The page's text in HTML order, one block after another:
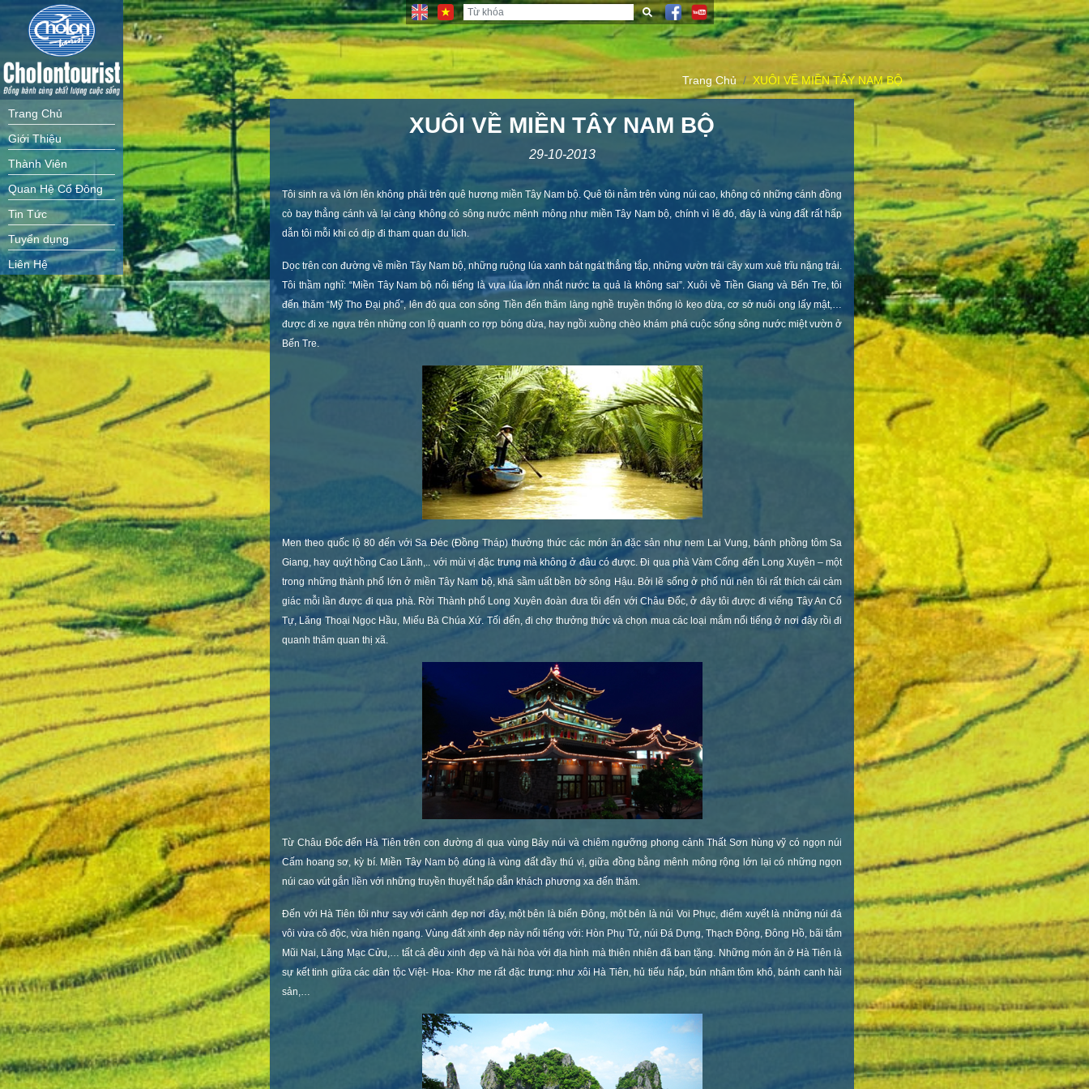
Trang Chủ
Giới Thiệu
Thành Viên
Quan Hệ Cổ Đông
Tin Tức
Tuyển dụng
Liên Hệ
Trang Chủ XUÔI VỀ MIỀN TÂY NAM BỘ
XUÔI VỀ MIỀN TÂY NAM BỘ
29-10-2013
Tôi sinh ra và lớn lên không phải trên quê hương miền Tây Nam bộ. Quê tôi nằm trên vùng núi cao, không có những cánh đồng
cò bay thẳng cánh và lại càng không có sông nước mênh mông như miền Tây Nam bộ, chính vì lẽ đó, đây là vùng đất rất hấp
dẫn tôi mỗi khi có dịp đitham quan du lich.
Dọc trên con đường về miền Tây Nam bộ, những ruộng lúa xanh bát ngát thẳng tắp, những vườn trái cây xum xuê trĩu nặng trái.
Tôi thầm nghĩ: “Miền Tây Nam bộ nổi tiếng là vựa lúa lớn nhất nước ta quả là không sai”. Xuôi về Tiền Giang và Bến Tre, tôi
đến thăm “Mỹ Tho Đại phố”, lên đò qua con sông Tiền đến thăm làng nghề truyền thống lò kẹo dừa, cơ sở nuôi ong lấy mật,…
được đi xe ngựa trên những con lộ quanh co rợp bóng dừa, hay ngồi xuồng chèo khám phá cuộc sống sông nước miệt vườn ở
Bến Tre.
Men theo quốc lộ 80 đến với Sa Đéc (Đồng Tháp) thưởng thức các món ăn đặc sản như nem Lai Vung, bánh phồng tôm Sa
Giang, hay quýt hồng Cao Lãnh,.. với mùi vị đặc trưng mà không ở đâu có được. Đi qua phà Vàm Cống đến Long Xuyên – một
trong những thành phố lớn ở miền Tây Nam bộ, khá sầm uất bền bờ sông Hậu. Bởi lẽ sống ở phố núi nên tôi rất thích cái cảm
giác mỗi lần được đi qua phà. Rời Thành phố Long Xuyên đoàn đưa tôi đến với Châu Đốc, ở đây tôi được đi viếng Tây An Cổ
Tự, Lăng Thoại Ngọc Hầu, Miếu Bà Chúa Xứ. Tối đến, đi chợ thưởng thức và chọn mua các loại mắm nổi tiếng ở nơi đây rồi đi
quanh thăm quan thị xã.
Từ Châu Đốc đến Hà Tiên trên con đường đi qua vùng Bảy núi và chiêm ngưỡng phong cảnh Thất Sơn hùng vỹ có ngọn núi
Cấm hoang sơ, kỳ bí. Miền Tây Nam bộ đúng là vùng đất đầy thú vị, giữa đồng bằng mênh mông rộng lớn lại có những ngọn
núi cao vút gắn liền với những truyền thuyết hấp dẫn khách phương xa đến thăm.
Đến với Hà Tiên tôi như say với cảnh đẹp nơi đây, một bên là biển Đông, một bên là núi Voi Phục, điểm xuyết là những núi đá
vôi vừa cô độc, vừa hiên ngang. Vùng đất xinh đẹp này nổi tiếng với: Hòn Phụ Tử, núi Đá Dựng, Thạch Động, Đông Hồ, bãi tắm
Mũi Nai, Lăng Mạc Cửu,… tất cả đều xinh đẹp và hài hòa với địa hình mà thiên nhiên đã ban tặng. Những món ăn ở Hà Tiên là
sự kết tinh giữa các dân tộc Việt- Hoa- Khơ me rất đặc trưng: như xôi Hà Tiên, hủ tiếu hấp, bún nhâm tôm khô, bánh canh hải
sản,…